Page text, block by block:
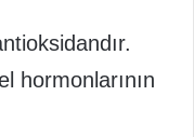
hormonlarının